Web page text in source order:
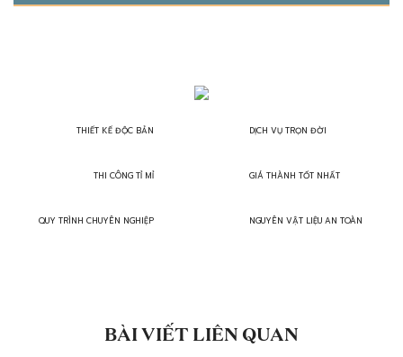
THIẾT KẾ ĐỘC BẢN
THI CÔNG TỈ MỈ
QUY TRÌNH CHUYÊN NGHIỆP
DỊCH VỤ TRỌN ĐỜI
GIÁ THÀNH TỐT NHẤT
NGUYÊN VẬT LIỆU AN TOÀN
BÀI VIẾT LIÊN QUAN